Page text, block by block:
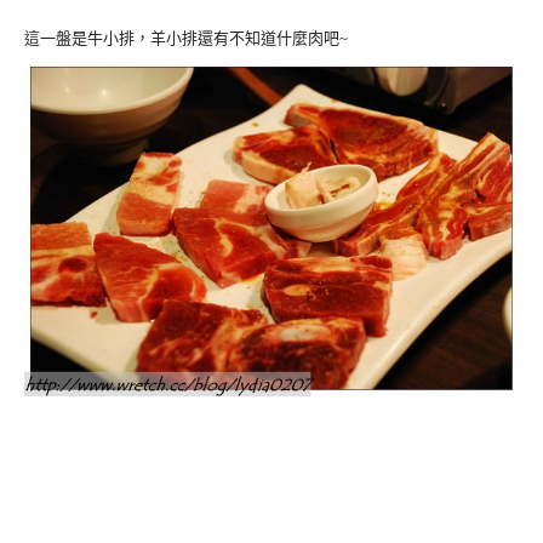
這一盤是牛小排，羊小排還有不知道什麼肉吧~